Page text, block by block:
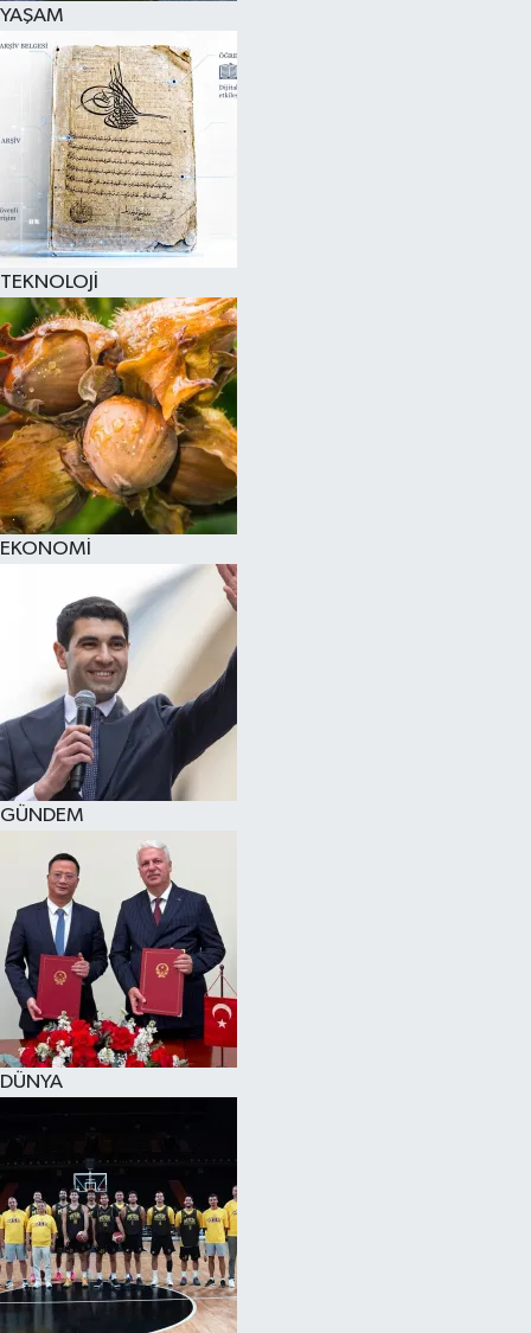
YAŞAM
TEKNOLOJİ
EKONOMİ
GÜNDEM
DÜNYA
SPOR
KÜLTÜR SANAT
FRAGMANLAR